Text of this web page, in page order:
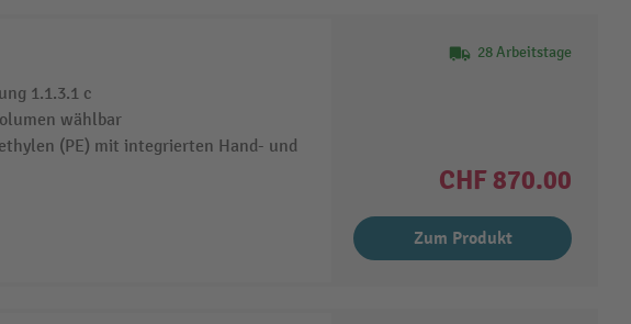
1.1.3.1 c
wählbar
(PE) mit integrierten Hand- und
28 Arbeitstage
CHF 870.00
Zum Produkt